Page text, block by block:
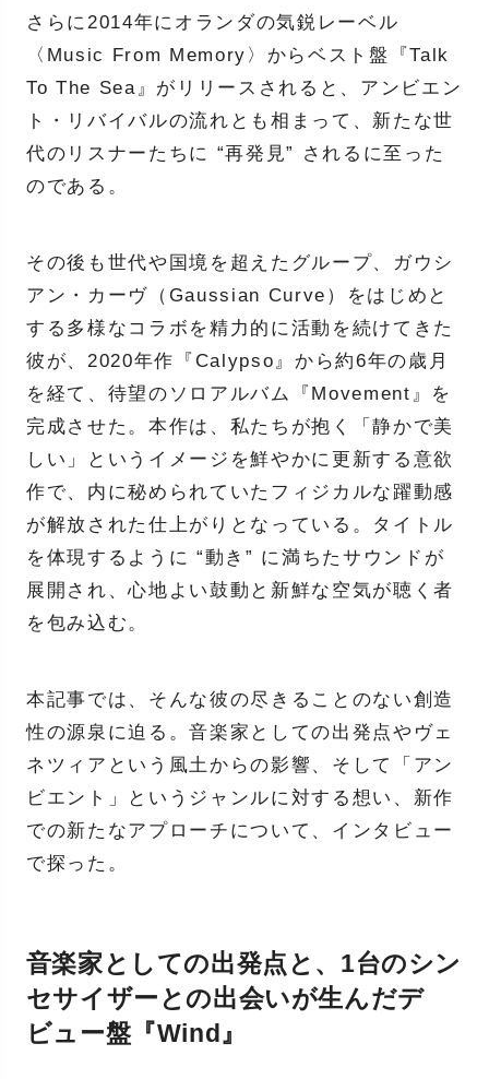
さらに2014年にオランダの気鋭レーベル
〈Music From Memory〉からベスト盤『Talk
To The Sea』がリリースされると、アンビエン
ト・リバイバルの流れとも相まって、新たな世
代のリスナーたちに “再発見” されるに至った
のである。
その後も世代や国境を超えたグループ、ガウシ
アン・カーヴ（Gaussian Curve）をはじめと
する多様なコラボを精力的に活動を続けてきた
彼が、2020年作『Calypso』から約6年の歳月
を経て、待望のソロアルバム『Movement』を
完成させた。本作は、私たちが抱く「静かで美
しい」というイメージを鮮やかに更新する意欲
作で、内に秘められていたフィジカルな躍動感
が解放された仕上がりとなっている。タイトル
を体現するように “動き” に満ちたサウンドが
展開され、心地よい鼓動と新鮮な空気が聴く者
を包み込む。
本記事では、そんな彼の尽きることのない創造
性の源泉に迫る。音楽家としての出発点やヴェ
ネツィアという風土からの影響、そして「アン
ビエント」というジャンルに対する想い、新作
での新たなアプローチについて、インタビュー
で探った。
音楽家としての出発点と、1台のシン
セサイザーとの出会いが生んだデ
ビュー盤『Wind』